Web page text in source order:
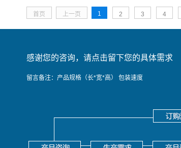
首页 上一页 1 2 3 4
感谢您的咨询，请点击留下您的具体需求
留言备注：产品规格（长*宽*高） 包装速度